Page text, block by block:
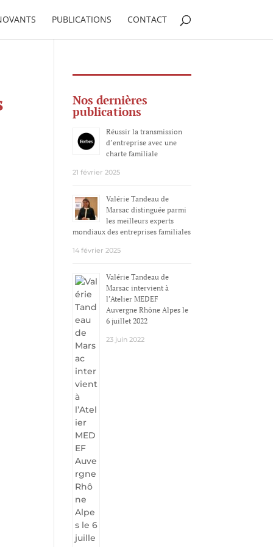
PUBLICATIONS CONTACT
Nos dernières
publications
Réussir la transmission
d’entreprise avec une
charte familiale
21 février 2025
Valérie Tandeau de
Marsac distinguée parmi
les meilleurs experts
mondiaux des entreprises familiales
14 février 2025
Valérie Tandeau de
Marsac intervient à
l’Atelier MEDEF
Auvergne Rhône Alpes le
6 juillet 2022
23 juin 2022